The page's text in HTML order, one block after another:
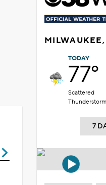
TODAY
77°
Scattered
7